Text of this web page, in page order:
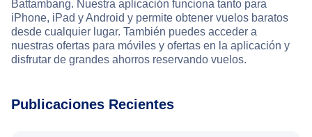
Battambang. Nuestra aplicación funciona tanto para
iPhone, iPad y Android y permite obtener vuelos baratos
desde cualquier lugar. También puedes acceder a
nuestras ofertas para móviles y ofertas en la aplicación y
disfrutar de grandes ahorros reservando vuelos.
Publicaciones Recientes